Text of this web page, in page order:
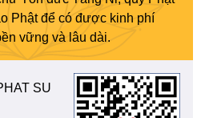
Phật để có được kinh phí
vững và lâu dài.
SU